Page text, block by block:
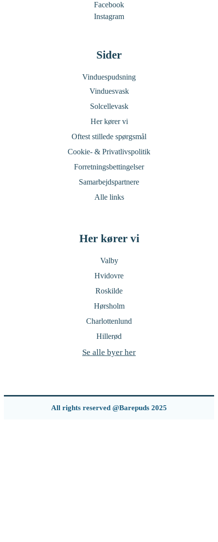
Facebook
Instagram
Sider
Vinduespudsning
Vinduesvask
Solcellevask
Her kører vi
Oftest stillede spørgsmål
Cookie- & Privatlivspolitik
Forretningsbettingelser
Samarbejdspartnere
Alle links
Her kører vi
Valby
Hvidovre
Roskilde
Hørsholm
Charlottenlund
Hillerød
Se alle byer her
All rights reserved @Barepuds 2025